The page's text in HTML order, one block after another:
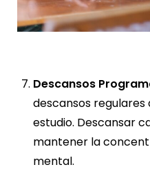
Descansos
descansos regulares
estudio. Descansar
mantener la
mental.